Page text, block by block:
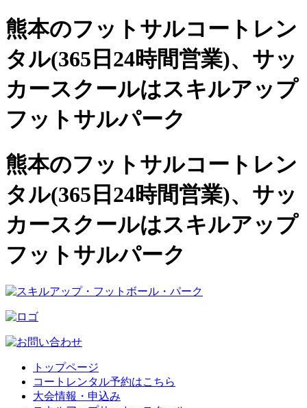
熊本のフットサルコートレン
タル(365日24時間営業)、 サッ
カースクールはスキルアップ
フットサルパーク
熊本のフットサルコートレン
タル(365日24時間営業)、サッ
カースクールはスキルアップ
フットサルパーク
トップページ
コートレンタル予約はこちら
大会情報・申込み